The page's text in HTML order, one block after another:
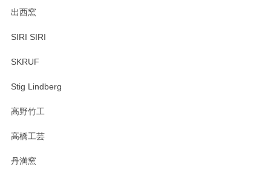
出西窯
SIRI SIRI
SKRUF
Stig Lindberg
高野竹工
高橋工芸
丹満窯